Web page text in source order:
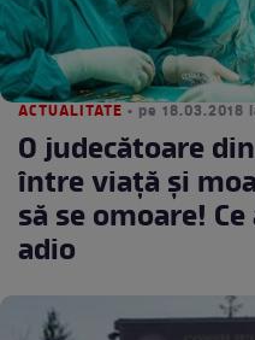
ACTUALITATE • pe 18.03.2018
O judecătoare
între viaţă şi
să se omoare!
adio